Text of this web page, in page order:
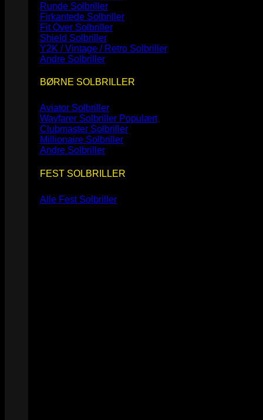
Runde Solbriller
Firkantede Solbriller
Fit Over Solbriller
Shield Solbriller
Y2K / Vintage / Retro Solbriller
Andre Solbriller
BØRNE SOLBRILLER
Aviator Solbriller
Wayfarer Solbriller
Clubmaster Solbriller
Millionaire Solbriller
Andre Solbriller
FEST SOLBRILLER
Alle Fest Solbriller